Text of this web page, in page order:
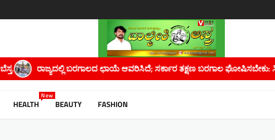
ಸರ್ಕಾರ ತಕ್ಷಣ ಬರಗಾಲ ಘೋಷಿಸಬೇಕು: ಸಿ.ಟಿ. ರವಿ. ಕೋಡಿಉಗನೆ ಗ್ರಾಮದ
HEALTH
New
BEAUTY FASHION